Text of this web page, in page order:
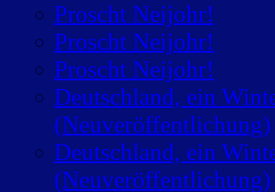
Proscht Neijohr!
Proscht Neijohr!
Proscht Neijohr!
Deutschland, ein
(Neuveröffentlichung)
Deutschland, ein
(Neuveröffentlichung)